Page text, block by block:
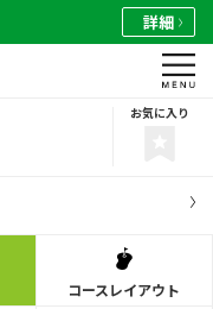
詳細
お気に入り
コースレイアウト